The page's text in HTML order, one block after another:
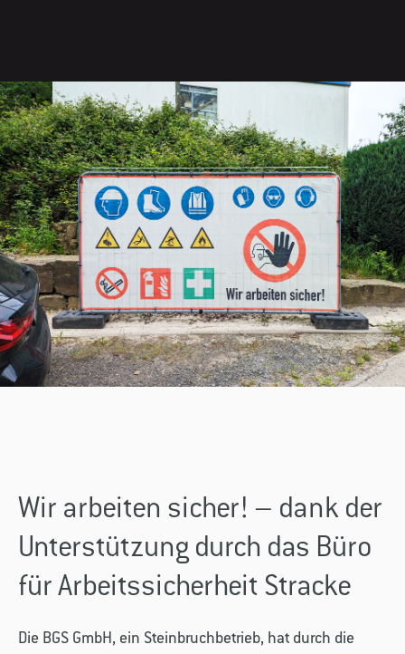
Wir arbeiten sicher! – dank der
Unterstützung durch das Büro
für Arbeitssicherheit Stracke
Die BGS GmbH, ein Steinbruchbetrieb, hat durch die